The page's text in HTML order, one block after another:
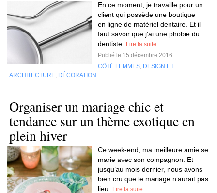
En ce moment, je travaille pour un
client qui possède une boutique
en ligne de matériel dentaire. Et il
faut savoir que j’ai une phobie du
dentiste.
Lire la suite
Publié le 15 décembre 2016
CÔTÉ FEMMES, DESIGN ET
ARCHITECTURE, DÉCORATION
Organiser un mariage chic et
tendance sur un thème exotique en
plein hiver
Ce week-end, ma meilleure amie se
marie avec son compagnon. Et
jusqu’au mois dernier, nous avons
bien cru que le mariage n’aurait pas
lieu.
Lire la suite